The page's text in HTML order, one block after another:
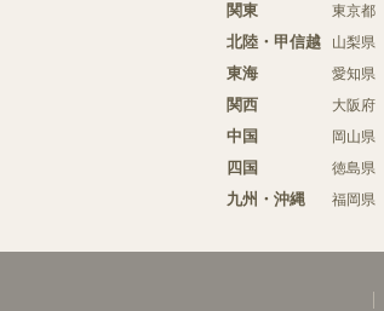
関東 東京都
北陸・甲信越 山梨県
東海 愛知県
関西 大阪府
中国 岡山県
四国 徳島県
九州・沖縄 福岡県